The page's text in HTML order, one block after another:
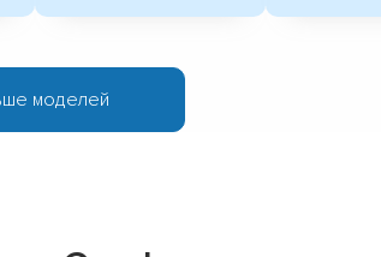
моделей